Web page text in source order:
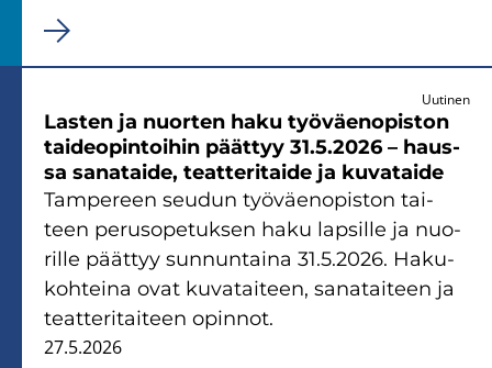
Uutinen
Las­ten ja nuor­ten haku työ­väen­opis­ton
tai­deo­pin­toi­hin päät­tyy 31.5.2026 – haus­
sa sa­na­tai­de, teat­te­ri­tai­de ja ku­va­tai­de
Tam­pe­reen seu­dun työ­väen­opis­ton tai­
teen pe­rus­o­pe­tuk­sen haku lap­sil­le ja nuo­
ril­le päät­tyy sun­nun­tai­na 31.5.2026. Ha­ku­
koh­tei­na ovat ku­va­tai­teen, sa­na­tai­teen ja
teat­te­ri­tai­teen opin­not.
27.5.2026